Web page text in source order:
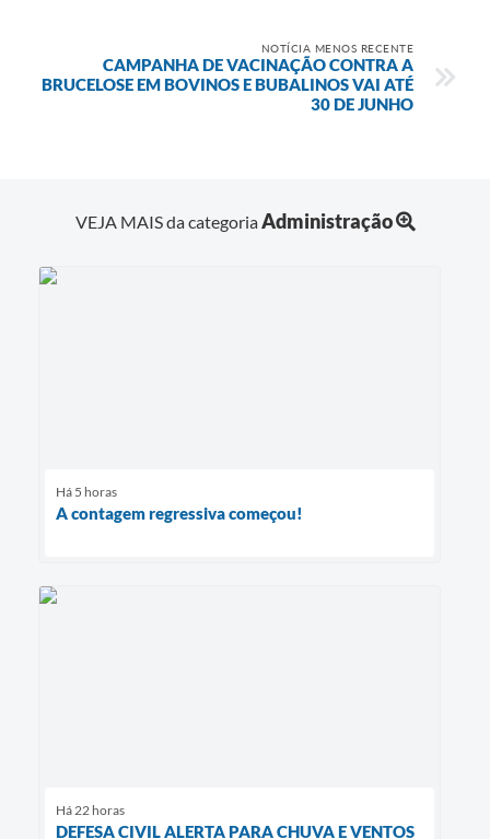
NOTÍCIA MENOS RECENTE
CAMPANHA DE VACINAÇÃO CONTRA A
BRUCELOSE EM BOVINOS E BUBALINOS VAI ATÉ
30 DE JUNHO
VEJA MAIS da categoriaAdministração
Há 5 horas
A contagem regressiva começou!
Há 22 horas
DEFESA CIVIL ALERTA PARA CHUVA E VENTOS